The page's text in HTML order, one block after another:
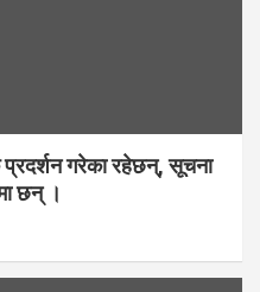
गरेका रहेछन्, सूचना
छन् ।